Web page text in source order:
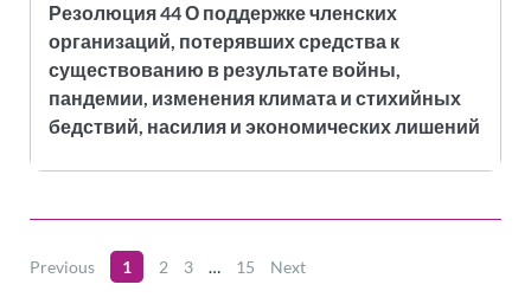
Резолюция 44 О поддержке членских
организаций, потерявших средства к
существованию в результате войны,
пандемии, изменения климата и стихийных
бедствий, насилия и экономических лишений
Previous 1 2 3 … 15 Next